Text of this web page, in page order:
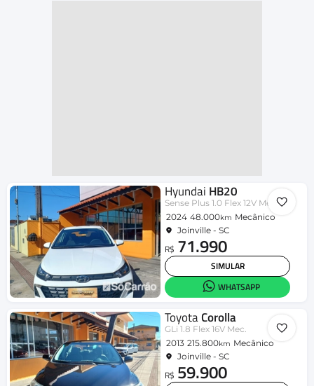
Hyundai HB20
Sense Plus 1.0 Flex 12V Mec.
2024 48.000km Mecânico
Joinville - SC
R$ 71.990
SIMULAR
WHATSAPP
ToyotaCorolla
GLi 1.8 Flex 16V Mec.
2013 215.800km Mecânico
Joinville - SC
R$ 59.900